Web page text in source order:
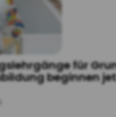
für
beginnen